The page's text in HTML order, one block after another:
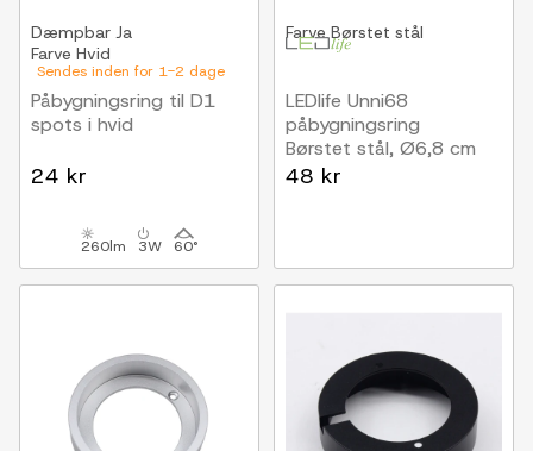
Sendes inden for 1-2 dage
Dæmpbar Ja
Farve Hvid
Påbygningsring til D1
spots i hvid
24 kr
260lm 3W 60°
FarveBørstet stål
LEDlife Unni68
påbygningsring
Børstet stål, Ø6,8 cm
48 kr